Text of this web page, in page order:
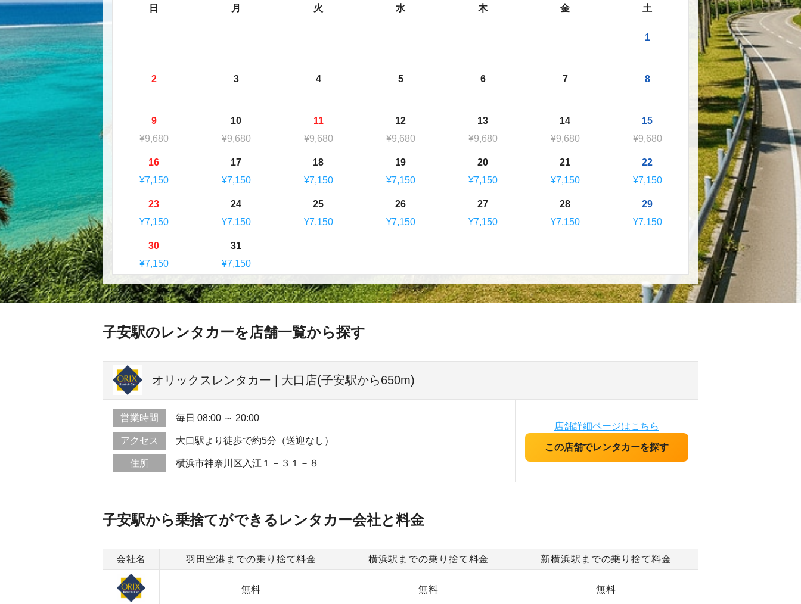
日 月 火 水 木 金 土
1
2 3 4 5 6 7 8
9
¥9,680
10
¥9,680
11
¥9,680
12
¥9,680
13
¥9,680
14
¥9,680
15
¥9,680
16
¥7,150
17
¥7,150
18
¥7,150
19
¥7,150
20
¥7,150
21
¥7,150
22
¥7,150
23
¥7,150
24
¥7,150
25
¥7,150
26
¥7,150
27
¥7,150
28
¥7,150
29
¥7,150
30
¥7,150
31
¥7,150
子安駅のレンタカーを店舗一覧から探す
オリックスレンタカー | 大口店(子安駅から650m)
営業時間 毎日 08:00 ～ 20:00
アクセス 大口駅より徒歩で約5分（送迎なし）
住所 横浜市神奈川区入江１－３１－８
店舗詳細ページはこちら
この店舗でレンタカーを探す
子安駅から乗捨てができるレンタカー会社と料金
会社名 羽田空港までの乗り捨て料金 横浜駅までの乗り捨て料金 新横浜駅までの乗り捨て料金
無料 無料 無料